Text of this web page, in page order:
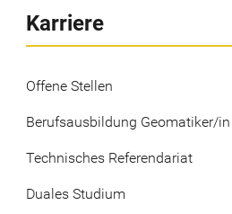
Karriere
Offene Stellen
Berufsausbildung Geomatiker/in
Technisches Referendariat
Duales Studium